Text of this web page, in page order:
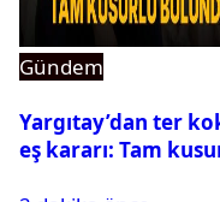
Gündem
Yargıtay’dan ter
eş kararı: Tam